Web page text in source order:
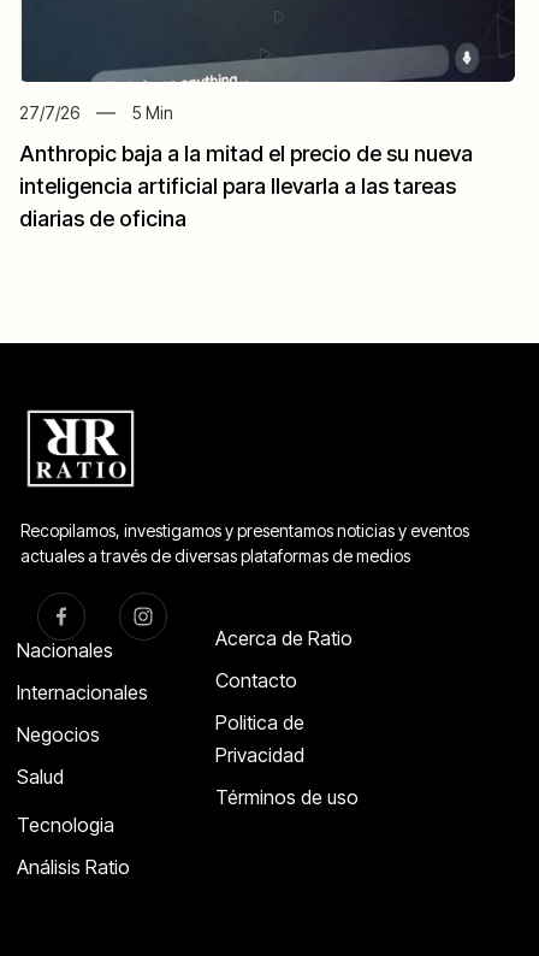
27/7/26 5 Min
Anthropic baja a la mitad el precio de su nueva
inteligencia artificial para llevarla a las tareas
diarias de oficina
Recopilamos, investigamos y presentamos noticias y eventos
actuales a través de diversas plataformas de medios
Nacionales
Internacionales
Negocios
Salud
Tecnologia
Análisis Ratio
Acerca de Ratio
Contacto
Politica de
Privacidad
Términos de uso